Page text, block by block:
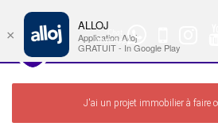
WhatsApp
J'ai un projet immobilier à faire
×
ALLOJ
Application Alloj
GRATUIT - In Google Play